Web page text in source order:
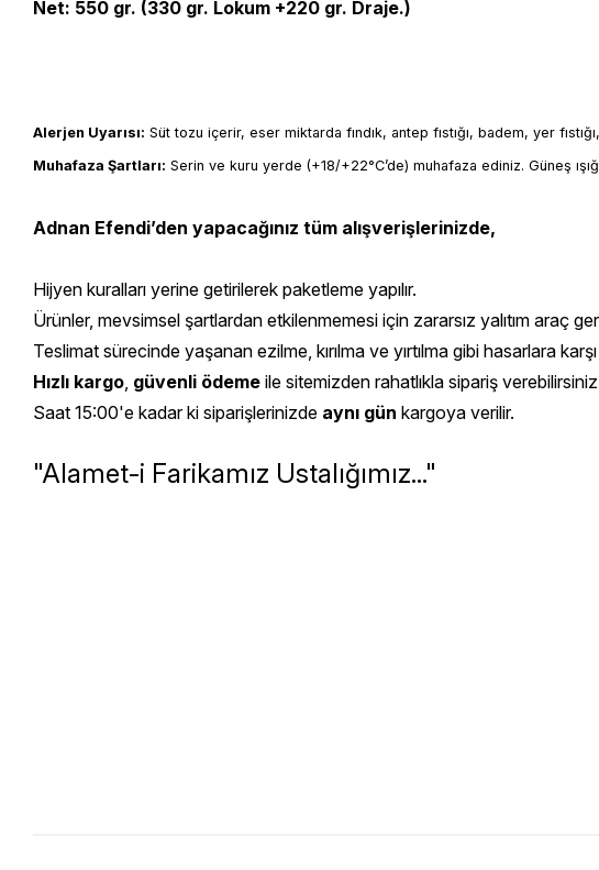
Net: 550 gr. (330 gr. Lokum +220 gr. Draje.)
Alerjen Uyarısı: Süt tozu içerir, eser miktarda fındık, antep fıstığı, badem, yer
Muhafaza Şartları: Serin ve kuru yerde (+18/+22°C’de) muhafaza ediniz. Güneş
Adnan Efendi’den yapacağınız tüm alışverişlerinizde,
Hijyen kuralları yerine getirilerek paketleme yapılır.
Ürünler, mevsimsel şartlardan etkilenmemesi için zararsız yalıtım araç
Teslimat sürecinde yaşanan ezilme, kırılma ve yırtılma gibi hasarlara karşı
Hızlı kargo, güvenli ödeme ile sitemizden rahatlıkla sipariş
Saat 15:00'e kadar ki siparişlerinizde aynı gün kargoya verilir.
"Alamet-i Farikamız Ustalığımız..."